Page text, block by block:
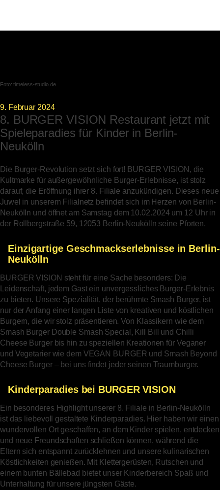
Foto:timeless-studio.de
9. Februar 2024
8. BURGER VISION Restaurant jetzt mit
Spieleparadies für Kinder in Berlin-
Neukölln
Die Burger-Revolution setzt sich fort! BURGER VISION, die
Kultmarke für außergewöhnliche Burger-Erlebnisse, ist stolz
darauf, die Eröffnung ihrer 8. Filiale anzukündigen. Dieses neue
Juwel in unserem Filialnetz befindet sich im Herzen von Berlin-
Neukölln und öffnet am Samstag dem 10.02.2024 um 12 Uhr in
der Rollbergstraße 59, 12053 Berlin-Neukölln seine Pforten.
Einzigartige Geschmackserlebnisse in Berlin-
Neukölln
BURGER VISION steht für eine Sache besonders: Die
Leidenschaft, jedem Gast ein unvergessliches Burger-Erlebnis
zu bieten. Unsere Spezialität, der berühmte Smash Burger, ist
nur der Anfang einer langen Liste von kreativen und köstlichen
Burgern, die wir stolz präsentieren. Von Klassikern wie dem
Smash Burger Double Smash Special, Kill Bill und Chilli
Cheese Burger bis hin zu speziellen Kreationen für Veganer
und Vegetarier wie dem VEGAN BURGER und Smash Beyond
Cheese Burger – bei uns findet jeder seinen Traumburger.
Kinderparadies bei BURGER VISION
Ein besonderes Highlight unserer 8. Filiale in Berlin-Neukölln
ist das liebevoll gestaltete Kinderparadies. Hier haben wir einen
wundervollen Ort geschaffen, an dem Kinder spielen, entdecken
und neue Freundschaften schließen können, während die
Eltern sich entspannt zurücklehnen und unsere kulinarischen
Köstlichkeiten genießen. Mit Klettergerüsten, Rutschen und
einem bunten Bällebad bietet unser Kinderbereich Spaß und
Unterhaltung für unsere jüngsten Gäste.